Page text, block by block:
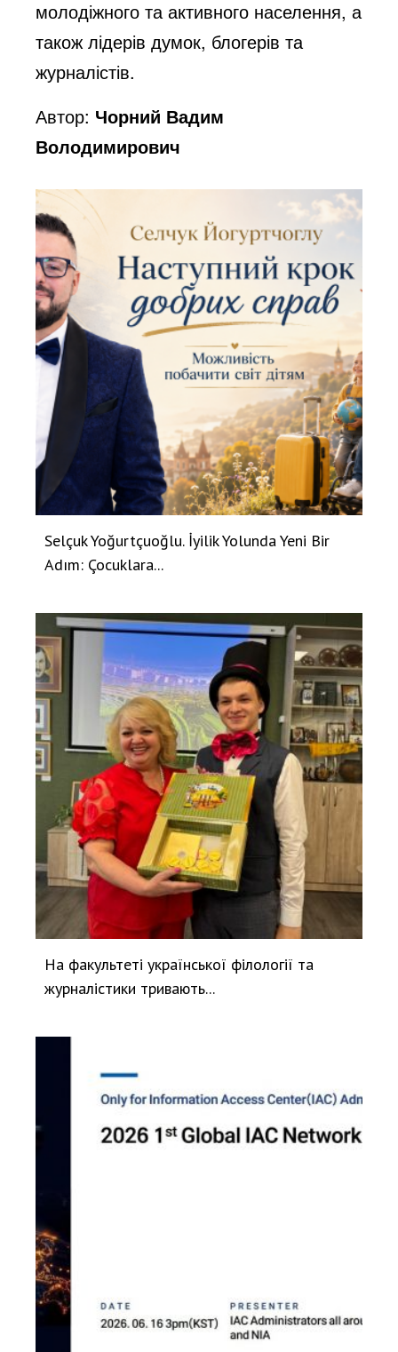
молодіжного та активного населення, а
також лідерів думок, блогерів та
журналістів.
Автор: Чорний Вадим
Володимирович
Selçuk Yoğurtçuoğlu. İyilik Yolunda Yeni Bir
Adım: Çocuklara...
На факультеті української філології та
журналістики тривають...